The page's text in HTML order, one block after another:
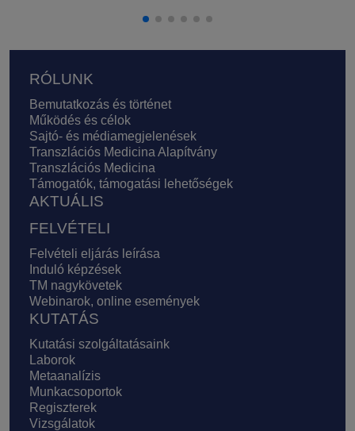
Lábléc
RÓLUNK
Bemutatkozás és történet
Működés és célok
Sajtó- és médiamegjelenések
Transzlációs Medicina Alapítvány
Transzlációs Medicina
Támogatók, támogatási lehetőségek
AKTUÁLIS
FELVÉTELI
Felvételi eljárás leírása
Induló képzések
TM nagykövetek
Webinarok, online események
KUTATÁS
Kutatási szolgáltatásaink
Laborok
Metaanalízis
Munkacsoportok
Regiszterek
Vizsgálatok